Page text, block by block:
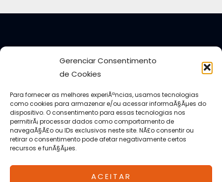
Gerenciar Consentimento
de Cookies
Para fornecer as melhores experiÃªncias, usamos tecnologias
como cookies para armazenar e/ou acessar informaÃ§Ãµes do
dispositivo. O consentimento para essas tecnologias nos
permitirÃ¡ processar dados como comportamento de
navegaÃ§Ã£o ou IDs exclusivos neste site. NÃ£o consentir ou
retirar o consentimento pode afetar negativamente certos
recursos e funÃ§Ãµes.
ACEITAR